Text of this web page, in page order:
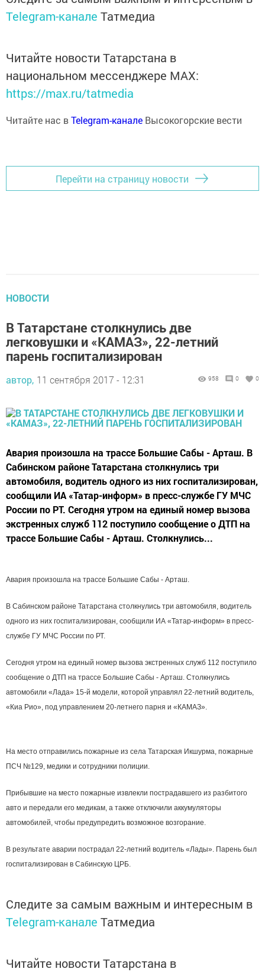
Telegram-канале Татмедиа
Читайте новости Татарстана в
национальном мессенджере MАХ:
https://max.ru/tatmedia
Читайте нас вTelegram-канале Высокогорские вести
Перейти на страницу новости
НОВОСТИ
В Татарстане столкнулись две
легковушки и «КАМАЗ», 22-летний
парень госпитализирован
автор, 11 сентября 2017 - 12:31 958 0 0
Авария произошла на трассе Большие Сабы - Арташ. В
Сабинском районе Татарстана столкнулись три
автомобиля, водитель одного из них госпитализирован,
сообщили ИА «Татар-информ» в пресс-службе ГУ МЧС
России по РТ. Сегодня утром на единый номер вызова
экстренных служб 112 поступило сообщение о ДТП на
трассе Большие Сабы - Арташ. Столкнулись...
Авария произошла на трассе Большие Сабы - Арташ.
В Сабинском районе Татарстана столкнулись три автомобиля, водитель
одного из них госпитализирован, сообщили ИА «Татар-информ» в пресс-
службе ГУ МЧС России по РТ.
Сегодня утром на единый номер вызова экстренных служб 112 поступило
сообщение о ДТП на трассе Большие Сабы - Арташ. Столкнулись
автомобили «Лада» 15-й модели, которой управлял 22-летний водитель,
«Киа Рио», под управлением 20-летнего парня и «КАМАЗ».
На место отправились пожарные из села Татарская Икшурма, пожарные
ПСЧ №129, медики и сотрудники полиции.
Прибывшие на место пожарные извлекли пострадавшего из разбитого
авто и передали его медикам, а также отключили аккумуляторы
автомобилей, чтобы предупредить возможное возгорание.
В результате аварии пострадал 22-летний водитель «Лады». Парень был
госпитализирован в Сабинскую ЦРБ.
Следите за самым важным и интересным в
Telegram-канале Татмедиа
Читайте новости Татарстана в